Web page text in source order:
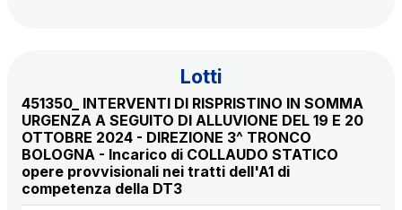
Km rete: 6
Scadenza concessione: 2050
Raccordo Autostradale Valle d’Aosta S.p.A.
Km rete: 32
Lotti
451350_ INTERVENTI DI RISPRISTINO IN SOMMA
URGENZA A SEGUITO DI ALLUVIONE DEL 19 E 20
OTTOBRE 2024 - DIREZIONE 3^ TRONCO
BOLOGNA - Incarico di COLLAUDO STATICO
opere provvisionali nei tratti dell'A1 di
competenza della DT3